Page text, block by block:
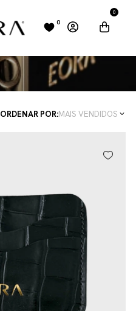
0
0
ORDENAR POR:MAIS VENDIDOS